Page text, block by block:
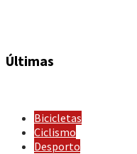
Últimas
Bicicletas
Ciclismo
Desporto